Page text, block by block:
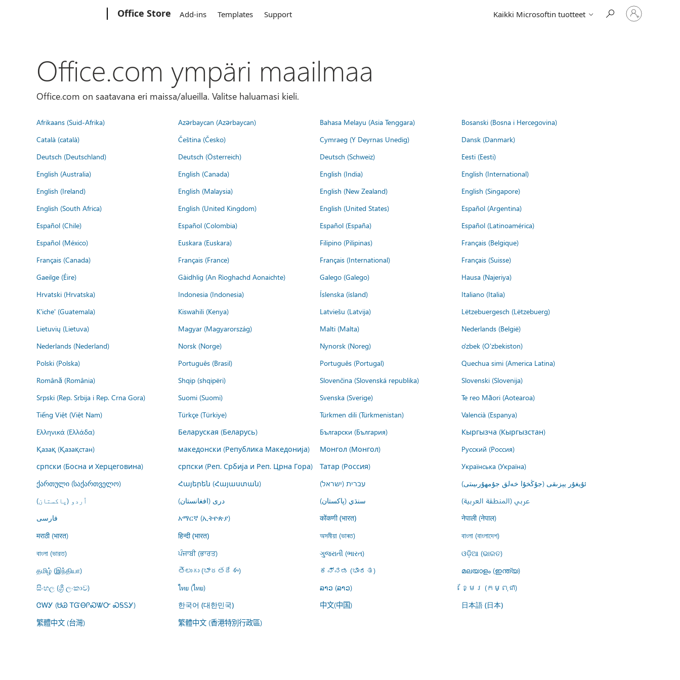
Office Store Add-ins Templates Support Kaikki Microsoftin tuotteet
Kirjaudu
sisään
tilille
Office.com ympäri maailmaa
Office.com on saatavana eri maissa/alueilla. Valitse haluamasi kieli.
Afrikaans (Suid-Afrika) Azərbaycan (Azərbaycan) Bahasa Melayu (Asia Tenggara)
Bosanski (Bosna i Hercegovina)
Català (català)
Čeština (Česko) Cymraeg (Y Deyrnas Unedig)
Dansk (Danmark)
Deutsch (Deutschland)
Deutsch (Österreich) Deutsch (Schweiz)
Eesti (Eesti)
English (Australia)
English (Canada) English (India)
English (International)
English (Ireland)
English (Malaysia) English (New Zealand)
English (Singapore)
English (South Africa)
English (United Kingdom) English (United States)
Español (Argentina)
Español (Chile)
Español (Colombia) Español (España)
Español (Latinoamérica)
Español (México)
Euskara (Euskara) Filipino (Pilipinas)
Français (Belgique)
Français (Canada)
Français (France) Français (International)
Français (Suisse)
Gaeilge (Éire)
Gàidhlig (An Rìoghachd Aonaichte) Galego (Galego)
Hausa (Najeriya)
Hrvatski (Hrvatska)
Indonesia (Indonesia) Íslenska (ísland)
Italiano (Italia)
K'iche' (Guatemala)
Kiswahili (Kenya) Latviešu (Latvija)
Lëtzebuergesch (Lëtzebuerg)
Lietuvių (Lietuva)
Magyar (Magyarország) Malti (Malta)
Nederlands (België)
Nederlands (Nederland)
Norsk (Norge) Nynorsk (Noreg)
o'zbek (O'zbekiston)
Polski (Polska)
Português (Brasil) Português (Portugal)
Quechua simi (America Latina)
Română (România)
Shqip (shqipëri) Slovenčina (Slovenská republika)
Slovenski (Slovenija)
Srpski (Rep. Srbija i Rep. Crna Gora)
Suomi (Suomi) Svenska (Sverige)
Te reo Māori (Aotearoa)
Tiếng Việt (Việt Nam)
Türkçe (Türkiye) Türkmen dili (Türkmenistan)
Valencià (Espanya)
Ελληνικά (Ελλάδα)
Беларуская (Беларусь) Български (България)
Кыргызча (Кыргызстан)
Қазақ (Қазақстан)
македонски (Република Македонија) Монгол (Монгол)
Русский (Россия)
српски (Босна и Херцеговина)
српски (Реп. Србија и Реп. Црна Гора) Татар (Россия)
Українська (Україна)
ქართული (საქართველო)
Հայերեն (Հայաստան) עברית (ישראל)
ئۇيغۇر يېزىقى (جۇڭخۇا خەلق جۇمھۇرىيىتى)
اُردو (پاکستان)
درى (افغانستان) سنڌي (پاکستان)
عربي (المنطقة العربية)
فارسى
አማርኛ (ኢትዮጵያ) कोंकणी (भारत)
नेपाली (नेपाल)
मराठी (भारत)
हिन्दी (भारत) অসমীয়া (ভাৰত)
বাংলা (বাংলাদেশ)
বাংলা (ভারত)
ਪੰਜਾਬੀ (ਭਾਰਤ) ગુજરાતી (ભારત)
ଓଡ଼ିଆ (ଭାରତ)
தமிழ் (இந்தியா)
తెలుగు (భారతదేశం) ಕನ್ನಡ (ಭಾರತ)
മലയാളം (ഇന്ത്യ)
සිංහල (ශ්‍රී ලංකාව)
ไทย (ไทย) ລາວ (ລາວ)
ខ្មែរ (កម្ពុជា)
ᏣᎳᎩ (ᏌᏊ ᎢᏳᎾᎵᏍᏔᏅ ᏍᎦᏚᎩ)
한국어 (대한민국) 中文(中国) 日本語 (日本)
繁體中文 (台灣) 繁體中文 (香港特別行政區)